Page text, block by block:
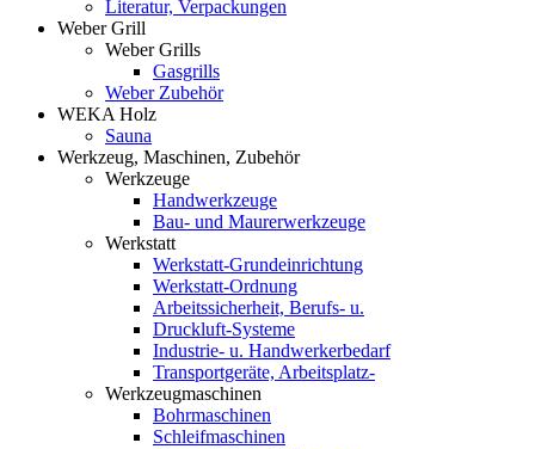
Literatur, Verpackungen
Weber Grill
Weber Grills
Gasgrills
Weber Zubehör
WEKA Holz
Sauna
Werkzeug, Maschinen, Zubehör
Werkzeuge
Handwerkzeuge
Bau- und Maurerwerkzeuge
Werkstatt
Werkstatt-Grundeinrichtung
Werkstatt-Ordnung
Arbeitssicherheit, Berufs- u.
Druckluft-Systeme
Industrie- u. Handwerkerbedarf
Transportgeräte, Arbeitsplatz-
Werkzeugmaschinen
Bohrmaschinen
Schleifmaschinen